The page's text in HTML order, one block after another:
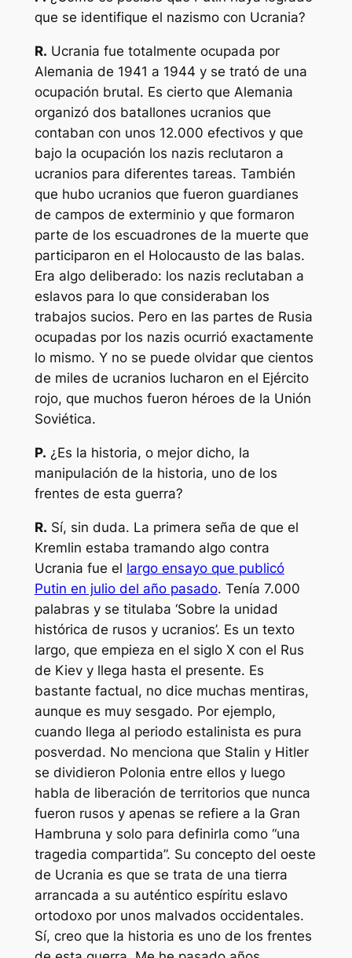
que se identifique el nazismo con Ucrania?
R. Ucrania fue totalmente ocupada por
Alemania de 1941 a 1944 y se trató de una
ocupación brutal. Es cierto que Alemania
organizó dos batallones ucranios que
contaban con unos 12.000 efectivos y que
bajo la ocupación los nazis reclutaron a
ucranios para diferentes tareas. También
que hubo ucranios que fueron guardianes
de campos de exterminio y que formaron
parte de los escuadrones de la muerte que
participaron en el Holocausto de las balas.
Era algo deliberado: los nazis reclutaban a
eslavos para lo que consideraban los
trabajos sucios. Pero en las partes de Rusia
ocupadas por los nazis ocurrió exactamente
lo mismo. Y no se puede olvidar que cientos
de miles de ucranios lucharon en el Ejército
rojo, que muchos fueron héroes de la Unión
Soviética.
P. ¿Es la historia, o mejor dicho, la
manipulación de la historia, uno de los
frentes de esta guerra?
R. Sí, sin duda. La primera seña de que el
Kremlin estaba tramando algo contra
Ucrania fue el largo ensayo que publicó
Putin en julio del año pasado. Tenía 7.000
palabras y se titulaba ‘Sobre la unidad
histórica de rusos y ucranios’. Es un texto
largo, que empieza en el siglo X con el Rus
de Kiev y llega hasta el presente. Es
bastante factual, no dice muchas mentiras,
aunque es muy sesgado. Por ejemplo,
cuando llega al periodo estalinista es pura
posverdad. No menciona que Stalin y Hitler
se dividieron Polonia entre ellos y luego
habla de liberación de territorios que nunca
fueron rusos y apenas se refiere a la Gran
Hambruna y solo para definirla como “una
tragedia compartida”. Su concepto del oeste
de Ucrania es que se trata de una tierra
arrancada a su auténtico espíritu eslavo
ortodoxo por unos malvados occidentales.
Sí, creo que la historia es uno de los frentes